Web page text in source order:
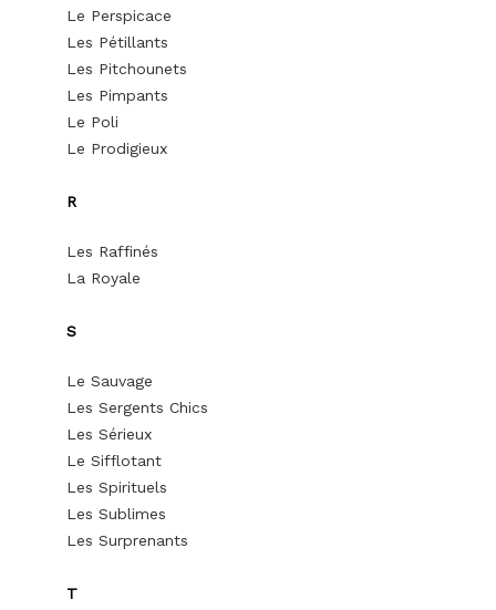
Le Perspicace
Les Pétillants
Les Pitchounets
Les Pimpants
Le Poli
Le Prodigieux
R
Les Raffinés
La Royale
S
Le Sauvage
Les Sergents Chics
Les Sérieux
Le Sifflotant
Les Spirituels
Les Sublimes
Les Surprenants
T